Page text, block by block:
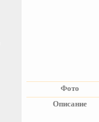
Фото
Описание